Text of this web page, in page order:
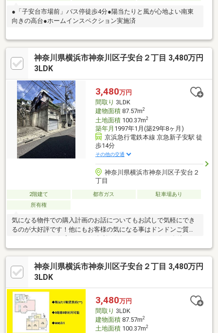
●「子安台市場前」バス停徒歩4分●陽当たりと風が心地よい南東
向きの高台●ホームインスペクション実施済
神奈川県横浜市神奈川区子安台２丁目 3,480万円
3LDK
3,480万円
間取り 3LDK
建物面積87.57m2
土地面積100.37m2
築年月 1997年1月(築29年8ヶ月)
京浜急行電鉄本線 京急新子安駅 徒
歩14分
その他の交通
神奈川県横浜市神奈川区子安台２
丁目
2階建て 都市ガス
駐車場あり
所有権
気になる物件での購入計画のお話についてもお試しで気軽にでき
るのが大好評です！他にもお客様の気になる事はドンドンご質問
たった提案を致します
神奈川県横浜市神奈川区子安台２丁目 3,480万円
3LDK
3,480万円
間取り 3LDK
建物面積87.57m2
土地面積100.37m2